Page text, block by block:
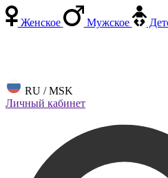
Женское Мужское
RU / MSK
Личный кабинет